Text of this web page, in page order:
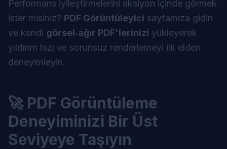
Performans iyileştirmelerini aksiyon içinde görmek
ister misiniz? PDF Görüntüleyici sayfamıza gidin
ve kendi görsel‑ağır PDF'lerinizi yükleyerek
yıldırım hızı ve sorunsuz renderlemeyi ilk elden
deneyimleyin.
🚀 PDF Görüntüleme
Deneyiminizi Bir Üst
Seviyeye Taşıyın